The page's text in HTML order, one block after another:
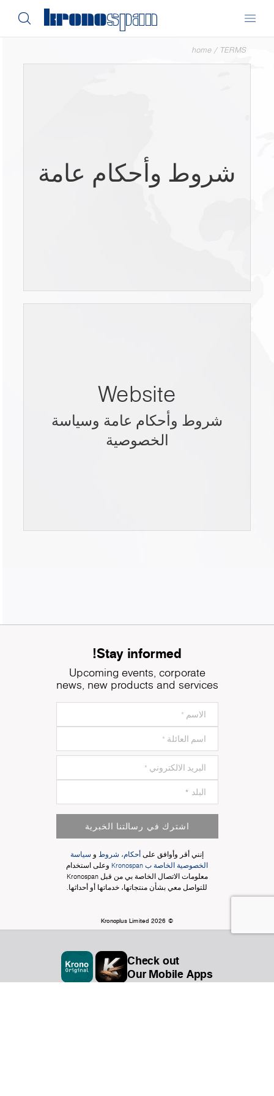
home / TERMS
شروط وأحكام عامة
Website
شروط وأحكام عامة وسياسة
الخصوصية
Stay informed!
Upcoming events, corporate
news, new products and services
اشترك في رسالتنا الخبرية
إنني أقر وأوافق على أحكام، شروط و سياسة
الخصوصية الخاصة ب Kronospan
وعلى استخدام
معلومات الاتصال الخاصة بي من قبل Kronospan
للتواصل معي بشأن منتجاتها، خدماتها أو أحداثها.
© Kronoplus Limited 2026
Check out
Our Mobile Apps